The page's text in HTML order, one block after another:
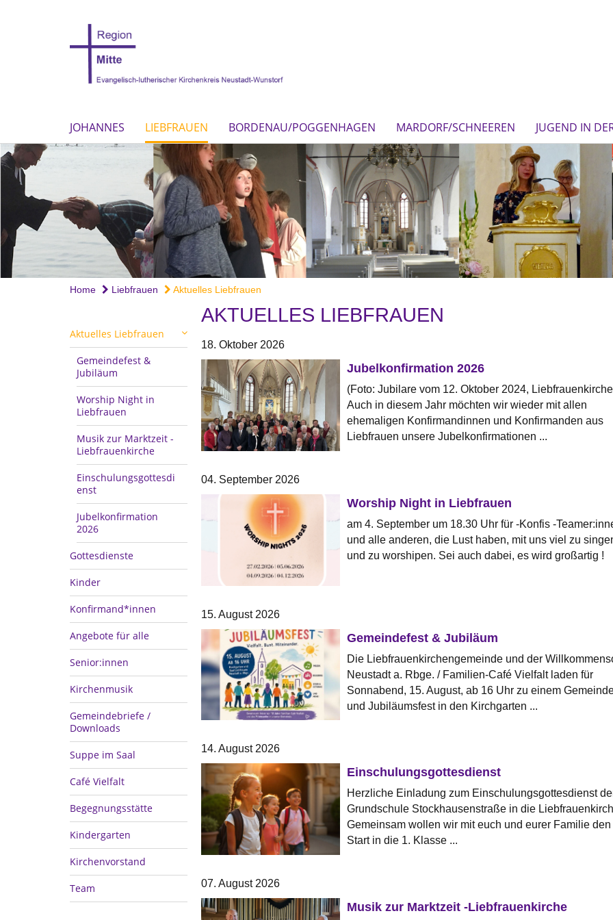
JOHANNES LIEBFRAUEN BORDENAU/POGGENHAGEN MARDORF/SCHNEEREN JUGEND IN
Home Liebfrauen Aktuelles Liebfrauen
Aktuelles Liebfrauen
Gemeindefest &
Jubiläum
Worship Night in
Liebfrauen
Musik zur Marktzeit -
Liebfrauenkirche
Einschulungsgottesdi
enst
Jubelkonfirmation
2026
Gottesdienste
Kinder
Konfirmand*innen
Angebote für alle
Senior:innen
Kirchenmusik
Gemeindebriefe /
Downloads
Suppe im Saal
Café Vielfalt
Begegnungsstätte
Kindergarten
Kirchenvorstand
Team
AKTUELLES LIEBFRAUEN
18. Oktober 2026
Jubelkonfirmation 2026
(Foto: Jubilare vom 12. Oktober 2024,
Auch in diesem Jahr möchten wir wieder mit allen
ehemaligen Konfirmandinnen und Konfirmanden aus
Liebfrauen unsere Jubelkonfirmationen ...
04. September 2026
Worship Night in Liebfrauen
am 4. September um 18.30 Uhr für -Konfis -
und alle anderen, die Lust haben, mit uns viel zu
und zu worshipen. Sei auch dabei, es wird großartig !
15. August 2026
Gemeindefest & Jubiläum
Die Liebfrauenkirchengemeinde und der
Neustadt a. Rbge. / Familien-Café Vielfalt laden für
Sonnabend, 15. August, ab 16 Uhr zu einem
und Jubiläumsfest in den Kirchgarten ...
14. August 2026
Einschulungsgottesdienst
Herzliche Einladung zum Einschulungsgottesdienst
Grundschule Stockhausenstraße in die
Gemeinsam wollen wir mit euch und eurer Familie den
Start in die 1. Klasse ...
07. August 2026
Musik zur Marktzeit -Liebfrauenkirche